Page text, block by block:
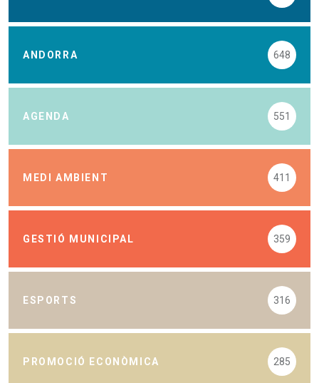
ANDORRA 648
AGENDA 551
MEDI AMBIENT 411
GESTIÓ MUNICIPAL 359
ESPORTS 316
PROMOCIÓ ECONÒMICA 285